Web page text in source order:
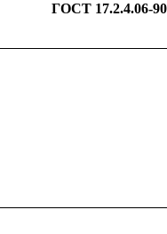
ГОСТ 17.2.4.06-90